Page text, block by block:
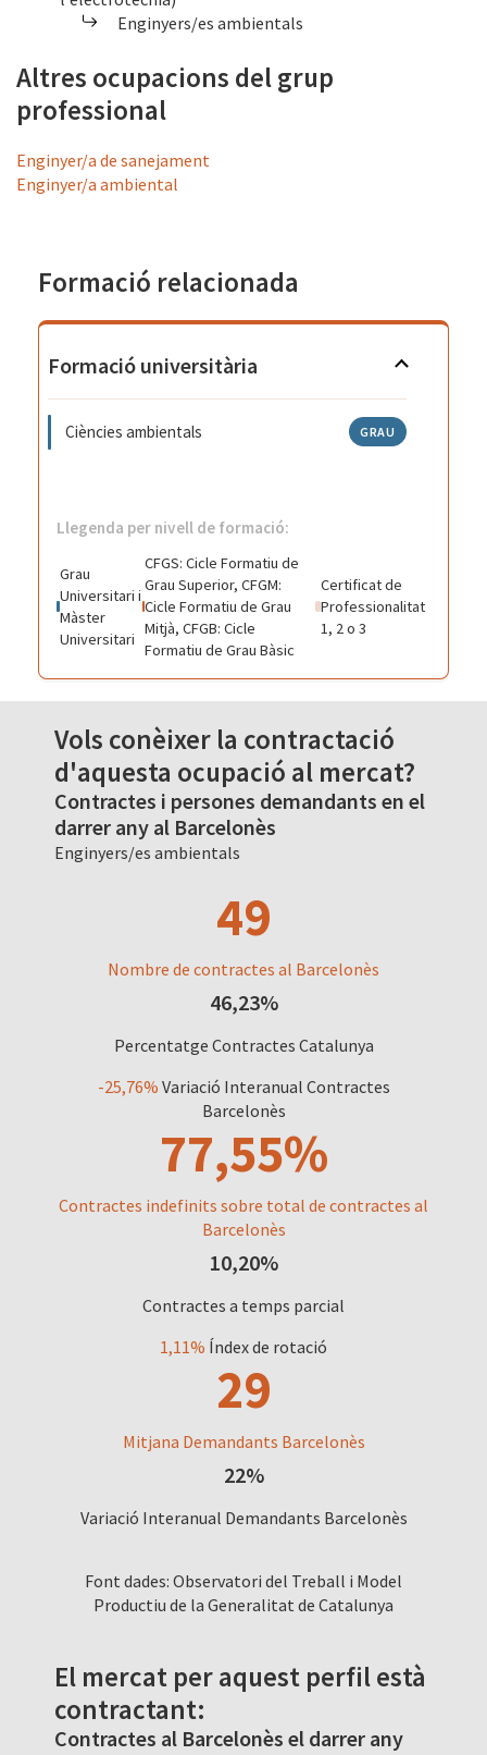
Enginyers/es ambientals
Altres ocupacions del grup
professional
Enginyer/a de sanejament
Enginyer/a ambiental
Formació relacionada
Formació universitària
Ciències ambientals GRAU
Llegenda per nivell de formació:
Grau
Universitari i
Màster
Universitari
CFGS: Cicle Formatiu de
Grau Superior, CFGM:
Cicle Formatiu de Grau
Mitjà, CFGB: Cicle
Formatiu de Grau Bàsic
Certificat de
Professionalitat
1, 2 o 3
Vols conèixer la contractació
d'aquesta ocupació al mercat?
Contractes i persones demandants en el
darrer any al Barcelonès
Enginyers/es ambientals
49
Nombre de contractes al Barcelonès
46,23%
Percentatge Contractes Catalunya
-25,76% Variació Interanual Contractes
Barcelonès
77,55%
Contractes indefinits sobre total de contractes al
Barcelonès
10,20%
Contractes a temps parcial
1,11% Índex de rotació
29
Mitjana Demandants Barcelonès
22%
Variació Interanual Demandants Barcelonès
Font dades: Observatori del Treball i Model
Productiu de la Generalitat de Catalunya
El mercat per aquest perfil està
contractant:
Contractes al Barcelonès el darrer any